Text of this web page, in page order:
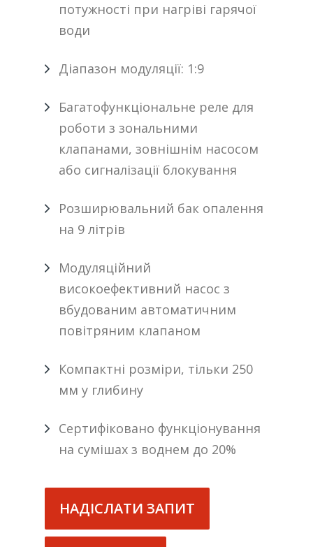
потужності при нагріві гарячої
води
Діапазон модуляції: 1:9
Багатофункціональне реле для
роботи з зональними
клапанами, зовнішнім насосом
або сигналізації блокування
Розширювальний бак опалення
на 9 літрів
Модуляційний
високоефективний насос з
вбудованим автоматичним
повітряним клапаном
Компактні розміри, тільки 250
мм у глибину
Сертифіковано функціонування
на сумішах з воднем до 20%
НАДІСЛАТИ ЗАПИТ